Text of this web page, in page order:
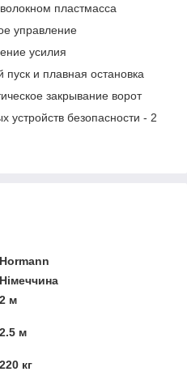
пластмасса
управление
усилия
и плавная остановка
закрывание ворот
устройств безопасности - 2
Hormann
Німеччина
2 м
2.5 м
220 кг